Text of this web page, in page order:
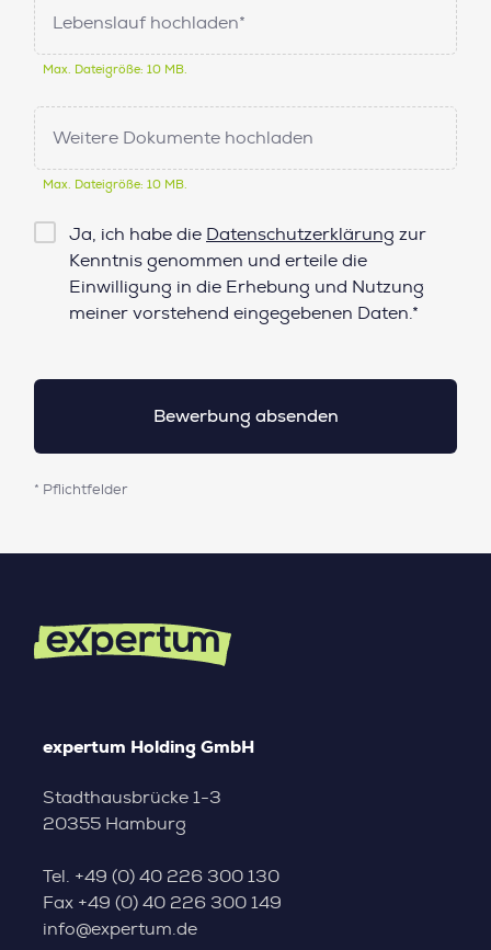
Lebenslauf hochladen*
Max. Dateigröße: 10 MB.
Weitere Dokumente hochladen
Max. Dateigröße: 10 MB.
Checkbox
Datenschutz*
Ja, ich habe die Datenschutzerklärung zur
Kenntnis genommen und erteile die
Einwilligung in die Erhebung und Nutzung
meiner vorstehend eingegebenen Daten.*
* Pflichtfelder
expertum Holding GmbH
Stadthausbrücke 1-3
20355 Hamburg
Tel. +49 (0) 40 226 300 130
Fax +49 (0) 40 226 300 149
info@expertum.de